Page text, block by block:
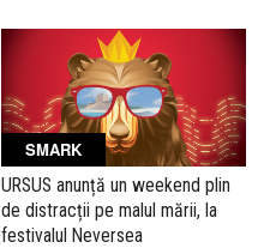
SMARK
URSUS anunță un weekend plin
de distracții pe malul mării, la
festivalul Neversea